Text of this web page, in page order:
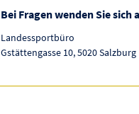
Bei Fragen wenden Sie sich
Landessportbüro
Gstättengasse 10, 5020 Salzburg